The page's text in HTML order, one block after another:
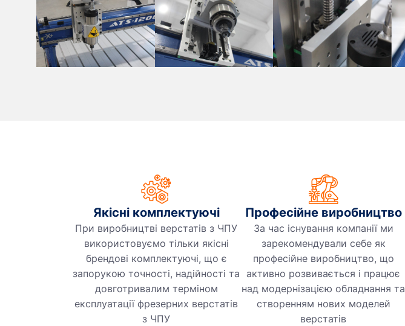
Якісні комплектуючі
При виробництві верстатів з ЧПУ
використовуємо тільки якісні
брендові комплектуючі, що є
запорукою точності, надійності та
довготривалим терміном
експлуатації фрезерних верстатів
з ЧПУ
Професійне виробництво
За час існування компанії ми
зарекомендували себе як
професійне виробництво, що
активно розвивається і працює
над модернізацією обладнання та
створенням нових моделей
верстатів